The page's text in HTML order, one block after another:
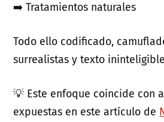
➡️ Tratamientos naturales
Todo ello codificado,
surrealistas y texto
💡 Este enfoque coincide con
expuestas en este artículo de